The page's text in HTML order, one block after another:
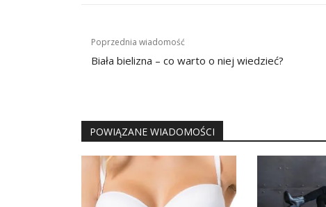
Nawigacja
wpisu
Poprzednia wiadomość
Biała bielizna – co warto o niej wiedzieć?
POWIĄZANE WIADOMOŚCI